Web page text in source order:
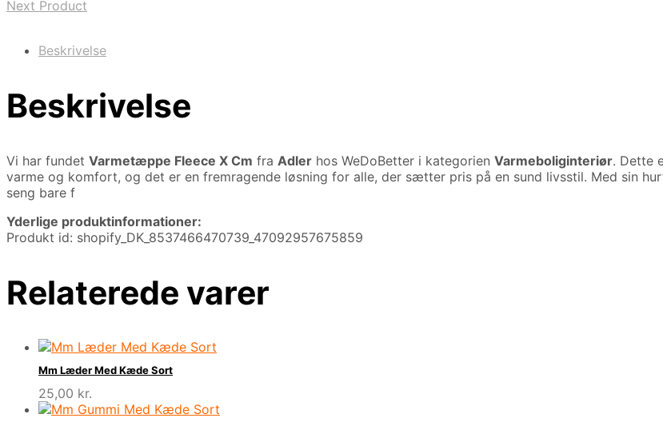
Next Product
Beskrivelse
Beskrivelse
Vi har fundet Varmetæppe Fleece X Cm fra Adler hos WeDoBetter i kategorien Varmeboliginteriør. Dette
varme og komfort, og det er en fremragende løsning for alle, der sætter pris på en sund livsstil. Med sin
seng bare f
Yderlige produktinformationer:
Produkt id: shopify_DK_8537466470739_47092957675859
Relaterede varer
Mm Læder Med Kæde Sort
25,00 kr.